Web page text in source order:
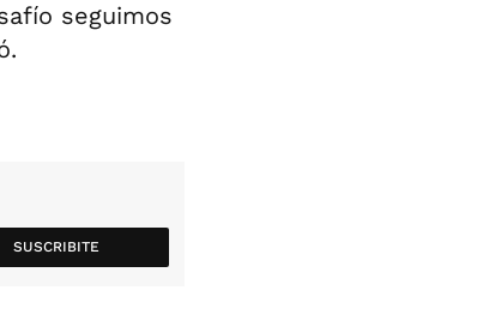
seguimos
SUSCRIBITE